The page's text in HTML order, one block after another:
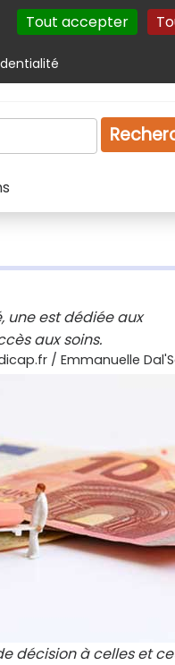
Tout accepter
Autres services Plan du site
Droit
une est dédiée aux
aux soins.
/ Emmanuelle
décision à celles et